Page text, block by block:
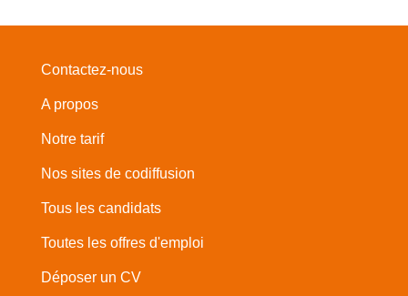
Contactez-nous
A propos
Notre tarif
Nos sites de codiffusion
Tous les candidats
Toutes les offres d'emploi
Déposer un CV